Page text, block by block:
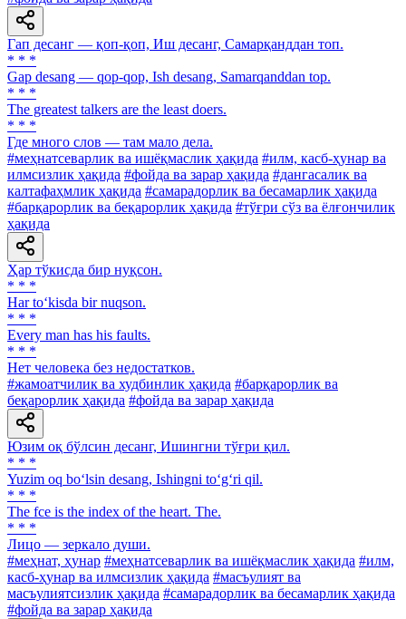
Гап десанг — қоп-қоп, Иш десанг, Самарқанддан топ.
* * *
Gap desang — qop-qop, Ish desang, Samarqanddan top.
* * *
The greatest talkers are the least doers.
* * *
Где много слов — там мало дела.
#меҳнатсеварлик ва ишёқмаслик ҳақида #илм, касб-ҳунар ва
илмсизлик ҳақида #фойда ва зарар ҳақида #дангасалик ва
калтафаҳмлик ҳақида #самарадорлик ва бесамарлик ҳақида
#барқарорлик ва беқарорлик ҳақида #тўғри сўз ва ёлғончилик
ҳақида
Ҳар тўкисда бир нуқсон.
* * *
Har to‘kisda bir nuqson.
* * *
Every man has his faults.
* * *
Нет человека без недостатков.
#жамоатчилик ва худбинлик ҳақида #барқарорлик ва
беқарорлик ҳақида #фойда ва зарар ҳақида
Юзим оқ бўлсин десанг, Ишингни тўғри қил.
* * *
Yuzim oq bo‘lsin desang, Ishingni to‘g‘ri qil.
* * *
The fce is the index of the heart. The.
* * *
Лицо — зеркало души.
#меҳнат, ҳунар #меҳнатсеварлик ва ишёқмаслик ҳақида #илм,
касб-ҳунар ва илмсизлик ҳақида #масъулият ва
масъулиятсизлик ҳақида #самарадорлик ва бесамарлик ҳақида
#фойда ва зарар ҳақида